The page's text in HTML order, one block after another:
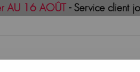
AU 16 AOÛT- Service client